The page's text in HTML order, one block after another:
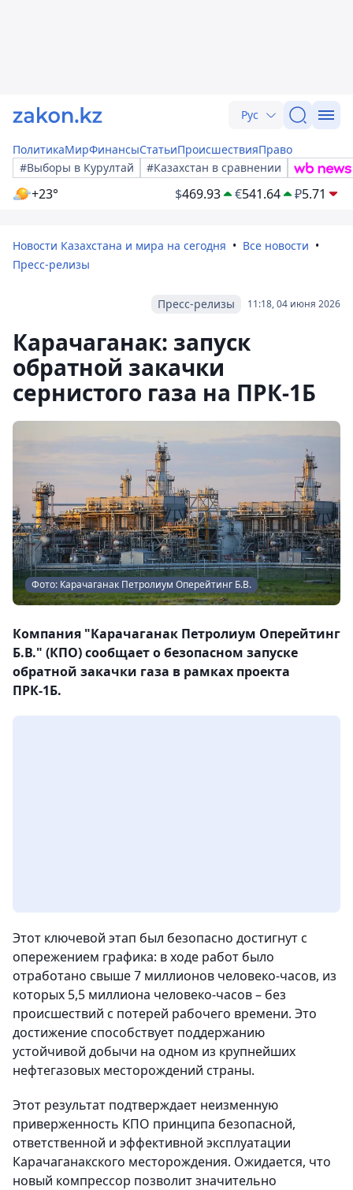
Рус
ПолитикаМирФинансыСтатьиПроисшествияПраво
#Выборы в Курултай
#Казахстан в сравнении
+23° $469.93 €541.64 ₽5.71
Новости Казахстана и мира на сегодня
Все новости
Пресс-релизы
11:18, 04 июня 2026
Пресс-релизы
Карачаганак: запуск
обратной закачки
сернистого газа на ПРК-1Б
Фото: Карачаганак Петролиум Оперейтинг Б.В.
Компания "Карачаганак Петролиум Оперейтинг
Б.В." (КПО) сообщает о безопасном запуске
обратной закачки газа в рамках проекта
ПРК-1Б.
Этот ключевой этап был безопасно достигнут с
опережением графика: в ходе работ было
отработано свыше 7 миллионов человеко‑часов, из
которых 5,5 миллиона человеко-часов – без
происшествий с потерей рабочего времени. Это
достижение способствует поддержанию
устойчивой добычи на одном из крупнейших
нефтегазовых месторождений страны.
Этот результат подтверждает неизменную
приверженность КПО принципа безопасной,
ответственной и эффективной эксплуатации
Карачаганакского месторождения. Ожидается, что
новый компрессор позволит значительно